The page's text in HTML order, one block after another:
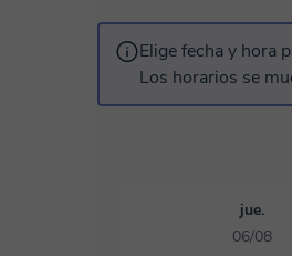
fluidamente y podamos
se estructuran para ir
una clase), escríbeme
Elige fecha y hora
Los horarios se
jue.
06/08